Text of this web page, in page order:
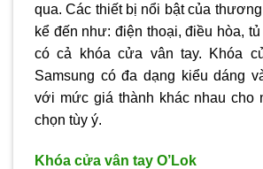
qua. Các thiết bị nổi bật của
kể đến như: điện thoại, điều hòa,
có cả khóa cửa vân tay. Khóa
Samsung có đa dạng kiểu dáng
với mức giá thành khác nhau cho
chọn tùy ý.
Khóa cửa vân tay O’Lok